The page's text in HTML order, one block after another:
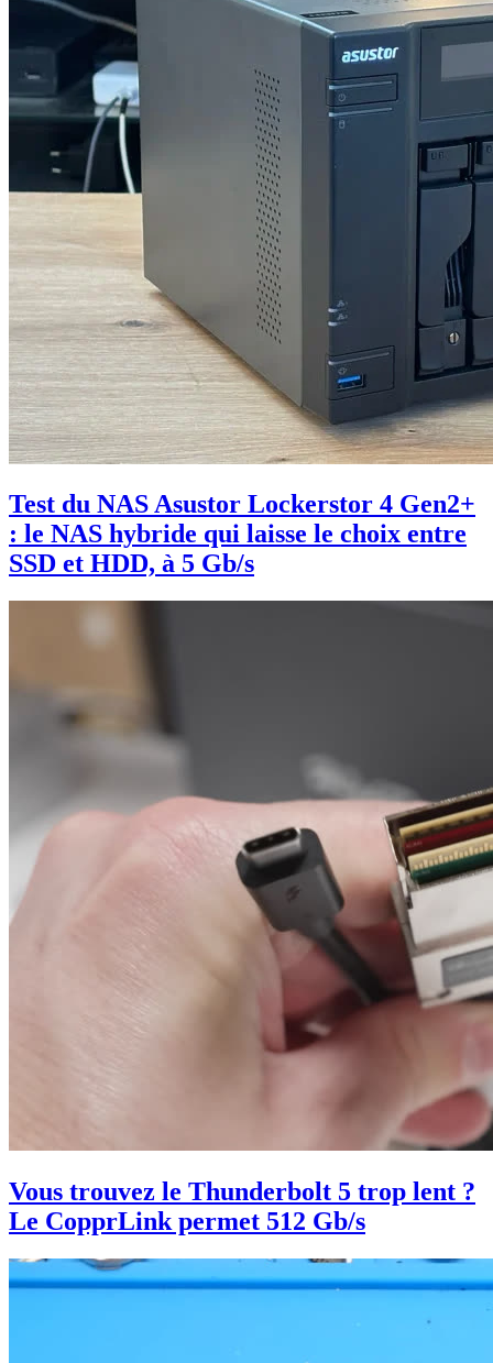
Test du NAS Asustor Lockerstor 4 Gen2+
: le NAS hybride qui laisse le choix entre
SSD et HDD, à 5 Gb/s
Vous trouvez le Thunderbolt 5 trop lent ?
Le CopprLink permet 512 Gb/s